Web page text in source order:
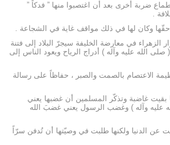
ضربة أخرى بعد أن اغتصبوا منها ” فدكاً ”
.
حقّها وكان لها في ذلك مواقف غاية في الشجاعة .
الزهراء في معارضة الخليفة سيجرّ البلاد إلى فتنة
الله عليه وآله ) أدراج الرياح ويعود الناس إلى
الاعتصام بالصمت والصبر ، حفاظاً على رسالة
بقيت غاضبة وتذكّر المسلمين أن غضبها يعني
عليه وآله ) وغضب الرسول يعني غضبَ الله
عن الدنيا ولكنها طلبت في وصيّتها أن تُدفن سرّاً